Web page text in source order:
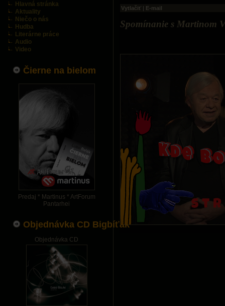
Hlavná stránka
Aktuality
Niečo o nás
Hudba
Literárne práce
Audio
Video
Čierne na bielom
Predaj * Martinus * ArtForum
Pantarhei
Objednávka CD Bigbíťák
Objednávka CD
Vytlačiť | E-mail
Spomínanie s Martinom